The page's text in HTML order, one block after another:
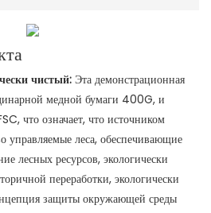
чистый: Эта демонстрационная
медной бумаги 400G, и
что означает, что источником
управляемые леса, обеспечивающие
лесных ресурсов, экологически
переработки, экологически
защиты окружающей среды